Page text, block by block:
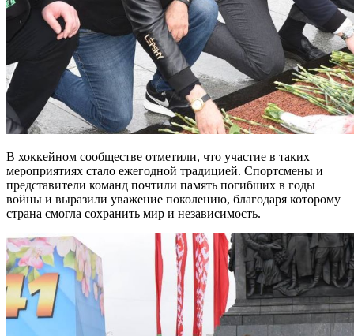
В хоккейном сообществе отметили, что участие в таких
мероприятиях стало ежегодной традицией. Спортсмены и
представители команд почтили память погибших в годы
войны и выразили уважение поколению, благодаря которому
страна смогла сохранить мир и независимость.